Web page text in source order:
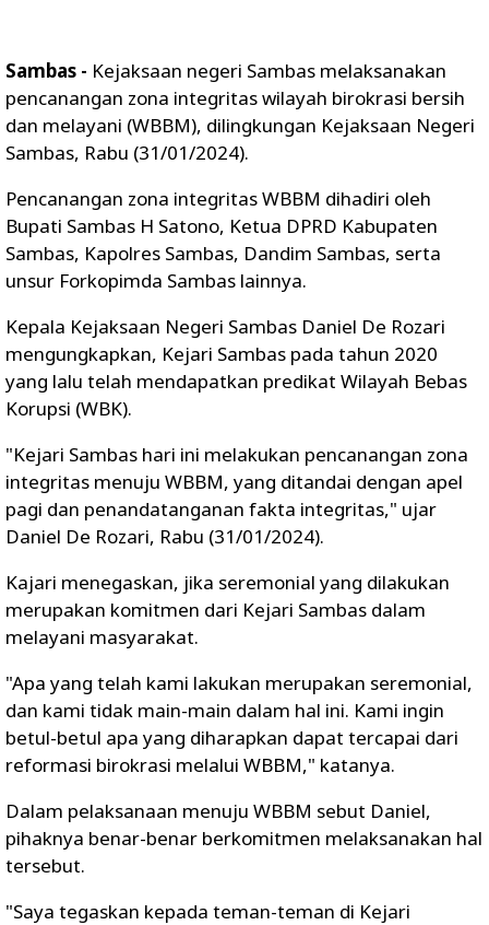
Sambas - Kejaksaan negeri Sambas melaksanakan
pencanangan zona integritas wilayah birokrasi bersih
dan melayani (WBBM), dilingkungan Kejaksaan Negeri
Sambas, Rabu (31/01/2024).
Pencanangan zona integritas WBBM dihadiri oleh
Bupati Sambas H Satono, Ketua DPRD Kabupaten
Sambas, Kapolres Sambas, Dandim Sambas, serta
unsur Forkopimda Sambas lainnya.
Kepala Kejaksaan Negeri Sambas Daniel De Rozari
mengungkapkan, Kejari Sambas pada tahun 2020
yang lalu telah mendapatkan predikat Wilayah Bebas
Korupsi (WBK).
"Kejari Sambas hari ini melakukan pencanangan zona
integritas menuju WBBM, yang ditandai dengan apel
pagi dan penandatanganan fakta integritas," ujar
Daniel De Rozari, Rabu (31/01/2024).
Kajari menegaskan, jika seremonial yang dilakukan
merupakan komitmen dari Kejari Sambas dalam
melayani masyarakat.
"Apa yang telah kami lakukan merupakan seremonial,
dan kami tidak main-main dalam hal ini. Kami ingin
betul-betul apa yang diharapkan dapat tercapai dari
reformasi birokrasi melalui WBBM," katanya.
Dalam pelaksanaan menuju WBBM sebut Daniel,
pihaknya benar-benar berkomitmen melaksanakan hal
tersebut.
"Saya tegaskan kepada teman-teman di Kejari